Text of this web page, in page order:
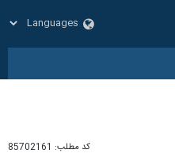
کد مطلب: 85702161